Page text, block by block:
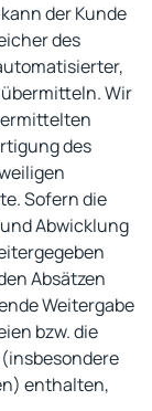
der Kunde
des
Wir
des
Sofern die
Abwicklung
Absätzen
Weitergabe
bzw. die
enthalten,